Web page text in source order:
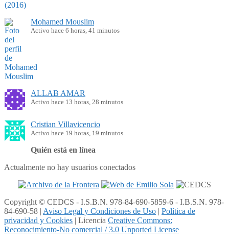
Mohamed Mouslim
Activo hace 6 horas, 41 minutos
ALLAB AMAR
Activo hace 13 horas, 28 minutos
Cristian Villavicencio
Activo hace 19 horas, 19 minutos
Quién está en línea
Actualmente no hay usuarios conectados
Copyright © CEDCS - I.S.B.N. 978-84-690-5859-6 - I.B.S.N. 978-
84-690-58 | Aviso Legal y Condiciones de Uso | Política de
privacidad y Cookies | Licencia Creative Commons:
Reconocimiento-No comercial / 3.0 Unported License